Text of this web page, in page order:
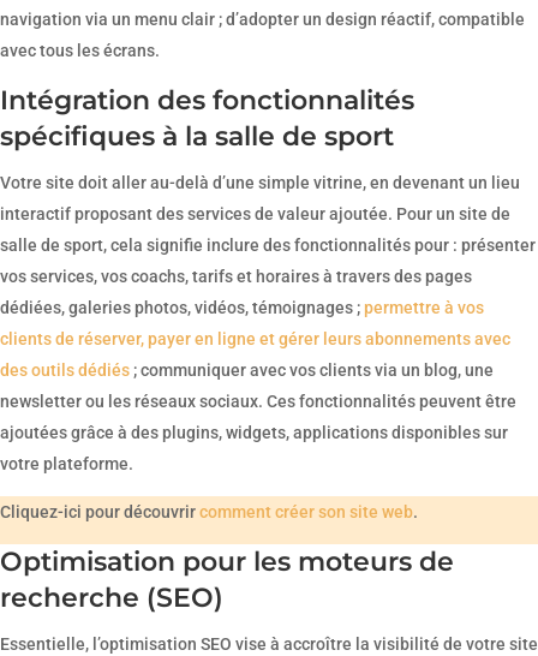
navigation via un menu clair ; d’adopter un design réactif, compatible
avec tous les écrans.
Intégration des fonctionnalités
spécifiques à la salle de sport
Votre site doit aller au-delà d’une simple vitrine, en devenant un lieu
interactif proposant des services de valeur ajoutée. Pour un site de
salle de sport, cela signifie inclure des fonctionnalités pour : présenter
vos services, vos coachs, tarifs et horaires à travers des pages
dédiées, galeries photos, vidéos, témoignages ;permettre à vos
clients de réserver, payer en ligne et gérer leurs abonnements avec
des outils dédiés ; communiquer avec vos clients via un blog, une
newsletter ou les réseaux sociaux. Ces fonctionnalités peuvent être
ajoutées grâce à des plugins, widgets, applications disponibles sur
votre plateforme.
Cliquez-ici pour découvrircomment créer son site web.
Optimisation pour les moteurs de
recherche (SEO)
Essentielle, l’optimisation SEO vise à accroître la visibilité de votre site